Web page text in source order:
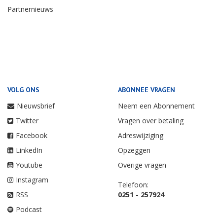
Partnernieuws
VOLG ONS
Nieuwsbrief
Twitter
Facebook
LinkedIn
Youtube
Instagram
RSS
Podcast
ABONNEE VRAGEN
Neem een Abonnement
Vragen over betaling
Adreswijziging
Opzeggen
Overige vragen
Telefoon:
0251 - 257924